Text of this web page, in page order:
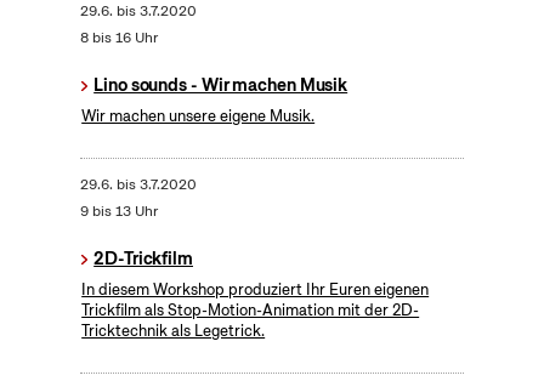
29.6. bis3.7.2020
8 bis 16 Uhr
Lino sounds - Wir machen Musik
Wir machen unsere eigene Musik.
29.6. bis3.7.2020
9 bis 13 Uhr
2D-Trickfilm
In diesem Workshop produziert Ihr Euren eigenen
Trickfilm als Stop-Motion-Animation mit der 2D-
Tricktechnik als Legetrick.